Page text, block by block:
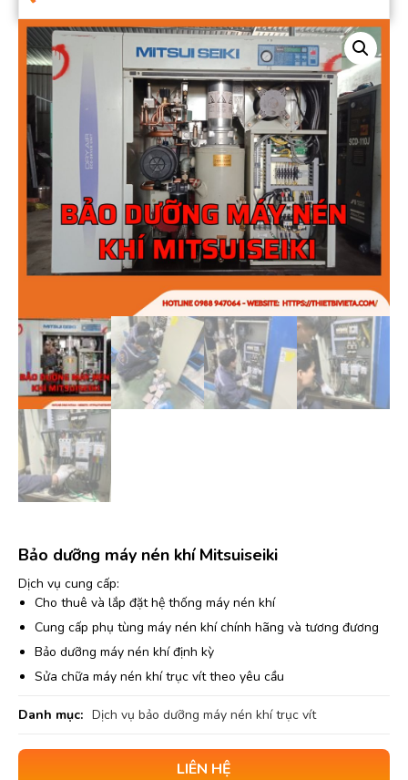
Bảo dưỡng máy nén khí Mitsuiseiki
Dịch vụ cung cấp:
Cho thuê và lắp đặt hệ thống máy nén khí
Cung cấp phụ tùng máy nén khí chính hãng và tương đương
Bảo dưỡng máy nén khí định kỳ
Sửa chữa máy nén khí trục vít theo yêu cầu
Danh mục: Dịch vụ bảo dưỡng máy nén khí trục vít
LIÊN HỆ